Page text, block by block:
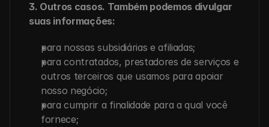
3. Outros casos. Também podemos divulgar
suas informações:
para nossas subsidiárias e afiliadas;
para contratados, prestadores de serviços e
outros terceiros que usamos para apoiar
nosso negócio;
para cumprir a finalidade para a qual você
fornece;